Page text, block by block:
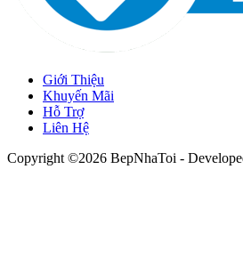
Giới Thiệu
Khuyến Mãi
Hỗ Trợ
Liên Hệ
Copyright ©2026 BepNhaToi -